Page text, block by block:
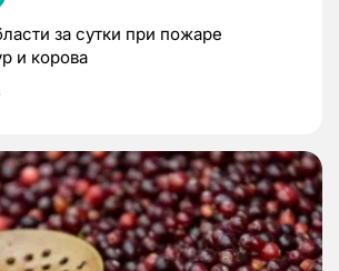
за сутки при пожаре
и корова